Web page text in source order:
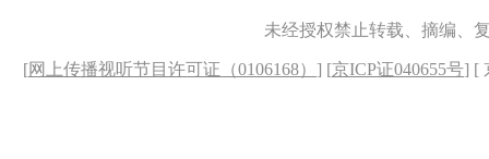
未经授权禁止转载、摘编、
[网上传播视听节目许可证（0106168） ] [京ICP证040655号] [